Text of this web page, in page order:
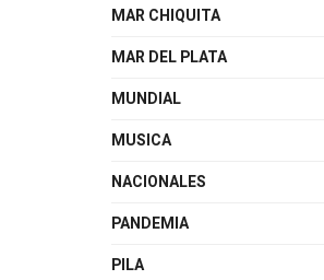
MAR CHIQUITA
MAR DEL PLATA
MUNDIAL
MUSICA
NACIONALES
PANDEMIA
PILA